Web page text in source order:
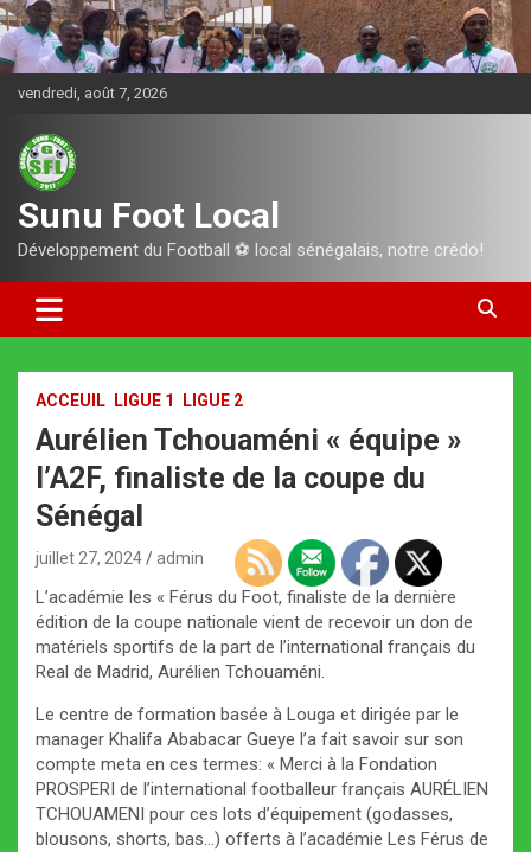
Aller
au
contenu
vendredi, août 7, 2026
Sunu Foot Local
Développement du Football ⚽️ local sénégalais, notre crédo!
ACCEUIL LIGUE 1 LIGUE 2
Aurélien Tchouaméni « équipe »
l’A2F, finaliste de la coupe du
Sénégal
juillet 27, 2024 admin
L’académie les « Férus du Foot, finaliste de la dernière
édition de la coupe nationale vient de recevoir un don de
matériels sportifs de la part de l’international français du
Real de Madrid, Aurélien Tchouaméni.
Le centre de formation basée à Louga et dirigée par le
manager Khalifa Ababacar Gueye l’a fait savoir sur son
compte meta en ces termes: « Merci à la Fondation
PROSPERI de l’international footballeur français AURÉLIEN
TCHOUAMENI pour ces lots d’équipement (godasses,
blousons, shorts, bas…) offerts à l’académie Les Férus de